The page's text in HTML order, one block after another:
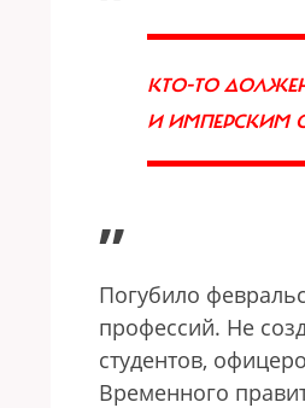
КТО-ТО
И ИМПЕРСКИМ
”
Погубило
профессий. Не
студентов,
Временного